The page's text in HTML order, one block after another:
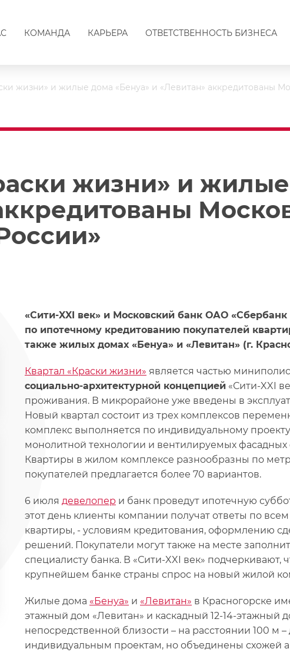
КОМАНДА КАРЬЕРА ОТВЕТСТВЕННОСТЬ БИЗНЕСА
жизни» и жилые дома «Бенуа» и «Левитан» аккредитованы
жизни» и
«Сити-XXI век» и Московский банк ОАО
по ипотечному кредитованию покупателей
также жилых домах «Бенуа» и «Левитан» (г.
Квартал «Краски жизни» является частью
социально-архитектурной концепцией «Сити-XXI
проживания. В микрорайоне уже введены в
Новый квартал состоит из трех комплексов
комплекс выполняется по индивидуальному
монолитной технологии и вентилируемых
Квартиры в жилом комплексе разнообразны по
покупателей предлагается более 70 вариантов.
6 июля девелопер и банк проведут ипотечную
этот день клиенты компании получат ответы по
квартиры, - условиям кредитования, оформлению
решений. Покупатели могут также на месте
специалисту банка. В «Сити-XXI век» подчеркивают,
крупнейшем банке страны спрос на новый жилой
Жилые дома «Бенуа» и «Левитан» в Красногорске
этажный дом «Левитан» и каскадный 12-14-этажный
непосредственной близости – на расстоянии 100 м
индивидуальным проектам, но объединены схожей